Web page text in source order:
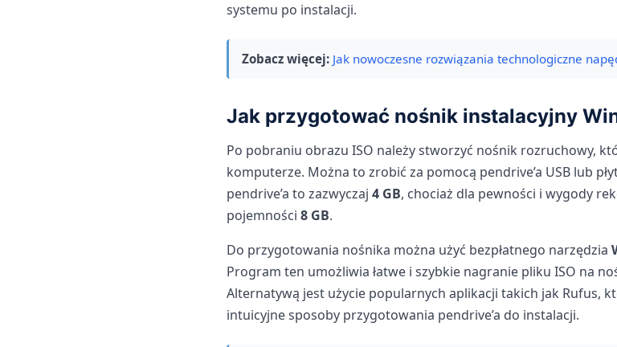
systemu po instalacji.
Zobacz więcej: Jak nowoczesne rozwiązania technologiczne
Jak przygotować nośnik instalacyjny
Po pobraniu obrazu ISO należy stworzyć nośnik rozruchowy,
komputerze. Można to zrobić za pomocą pendrive’a USB lub
pendrive’a to zazwyczaj 4 GB, chociaż dla pewności i wygody
pojemności 8 GB.
Do przygotowania nośnika można użyć bezpłatnego narzędzia
Program ten umożliwia łatwe i szybkie nagranie pliku ISO na
Alternatywą jest użycie popularnych aplikacji takich jak Rufus,
intuicyjne sposoby przygotowania pendrive’a do instalacji.